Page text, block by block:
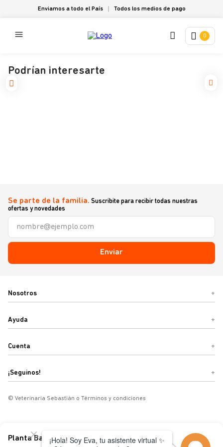
Enviamos a todo el País Todos los medios de pago
0
Planta Bacopa Redonda 13 Cm
Podrían interesarte
Se parte de la familia. Suscribite para recibir todas nuestras
ofertas y novedades
Enviar
Nosotros +
Ayuda +
Cuenta +
¡Seguinos! +
© Veterinaria Sebastián o Términos y condiciones